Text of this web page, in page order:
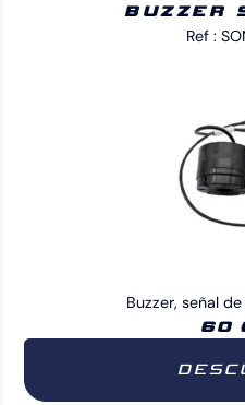
BUZZER
Ref :
Buzzer, señal
60